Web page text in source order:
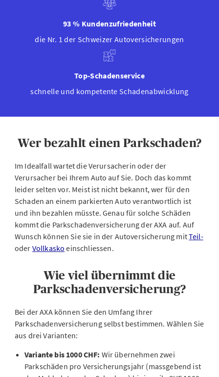
93 % Kundenzufriedenheit
die Nr. 1 der Schweizer Autoversicherungen
Top-Schadenservice
schnelle und kompetente Schadenabwicklung
Wer bezahlt einen Parkschaden?
Im Idealfall wartet die Verursacherin oder der
Verursacher bei Ihrem Auto auf Sie. Doch das kommt
leider selten vor. Meist ist nicht bekannt, wer für den
Schaden an einem parkierten Auto verantwortlich ist
und ihn bezahlen müsste. Genau für solche Schäden
kommt die Parkschadenversicherung der AXA auf. Auf
Wunsch können Sie sie in der Autoversicherung mitTeil-
oder Vollkasko einschliessen.
Wie viel übernimmt die
Parkschadenversicherung?
Bei der AXA können Sie den Umfang Ihrer
Parkschadenversicherung selbst bestimmen. Wählen Sie
aus drei Varianten:
Variante bis 1000 CHF: Wir übernehmen zwei
Parkschäden pro Versicherungsjahr (massgebend ist